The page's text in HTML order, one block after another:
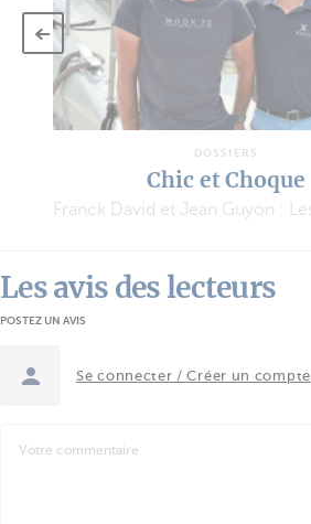
DOSSIERS
FP51
Les avis des lecteurs
POSTEZ UN AVIS
Se connecter / Créer un compte